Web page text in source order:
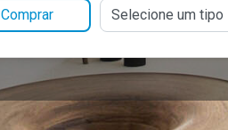
Comprar